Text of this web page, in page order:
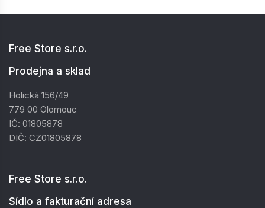
Free Store s.r.o.
Prodejna a sklad
Holická 156/49
779 00 Olomouc
IČ: 01805878
DIČ: CZ01805878
Free Store s.r.o.
Sídlo a fakturační adresa